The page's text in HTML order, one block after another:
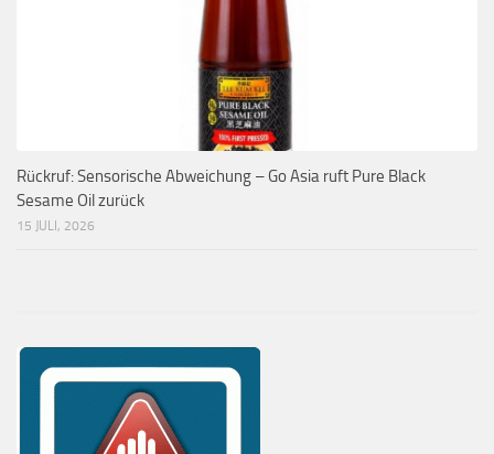
Rückruf: Sensorische Abweichung – Go Asia ruft Pure Black
Sesame Oil zurück
15 JULI, 2026